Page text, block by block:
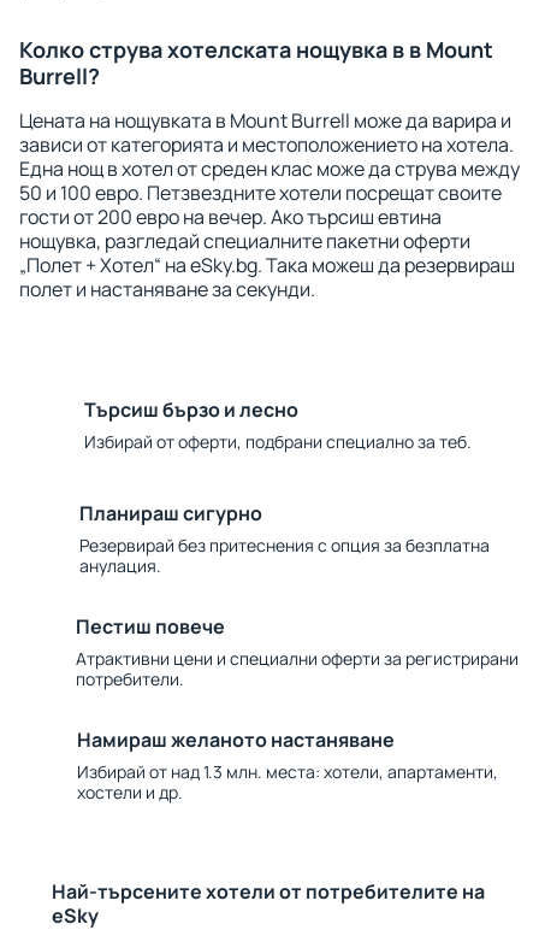
Колко струва хотелската нощувка в в Mount
Burrell?
Цената на нощувката в Mount Burrell може да варира и
зависи от категорията и местоположението на хотела.
Една нощ в хотел от среден клас може да струва между
50 и 100 евро. Петзвездните хотели посрещат своите
гости от 200 евро на вечер. Ако търсиш евтина
нощувка, разгледай специалните пакетни оферти
„Полет + Хотел“ на eSky.bg. Така можеш да резервираш
полет и настаняване за секунди.
Търсиш бързо и лесно
Избирай от оферти, подбрани специално за теб.
Планираш сигурно
Резервирай без притеснения с опция за безплатна
анулация.
Пестиш повече
Атрактивни цени и специални оферти за регистрирани
потребители.
Намираш желаното настаняване
Избирай от над 1.3 млн. места: хотели, апартаменти,
хостели и др.
Най-търсените хотели от потребителите на
eSky